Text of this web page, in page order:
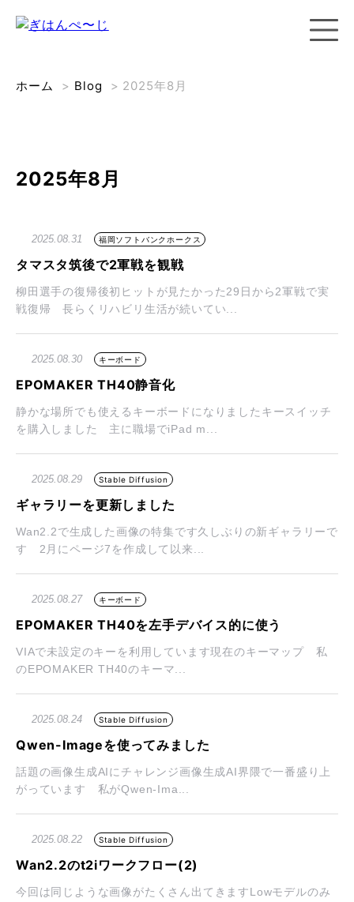
ホーム > Blog > 2025年8月
2025年8月
2025.08.31 福岡ソフトバンクホークス
タマスタ筑後で2軍戦を観戦
柳田選手の復帰後初ヒットが見たかった29日から2軍戦で実
戦復帰 長らくリハビリ生活が続いてい...
2025.08.30 キーボード
EPOMAKER TH40静音化
静かな場所でも使えるキーボードになりましたキースイッチ
を購入しました 主に職場でiPad m...
2025.08.29 Stable Diffusion
ギャラリーを更新しました
Wan2.2で生成した画像の特集です久しぶりの新ギャラリーで
す 2月にページ7を作成して以来...
2025.08.27 キーボード
EPOMAKER TH40を左手デバイス的に使う
VIAで未設定のキーを利用しています現在のキーマップ 私
のEPOMAKER TH40のキーマ...
2025.08.24 Stable Diffusion
Qwen-Imageを使ってみました
話題の画像生成AIにチャレンジ画像生成AI界隈で一番盛り上
がっています 私がQwen-Ima...
2025.08.22 Stable Diffusion
Wan2.2のt2iワークフロー(2)
今回は同じような画像がたくさん出てきますLowモデルのみ